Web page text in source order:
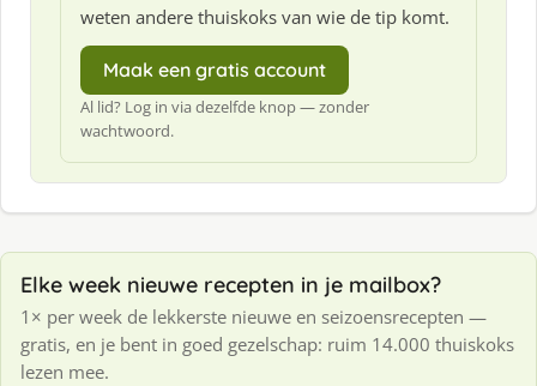
weten andere thuiskoks van wie de tip komt.
Maak een gratis account
Al lid? Log in via dezelfde knop — zonder
wachtwoord.
Elke week nieuwe recepten in je mailbox?
1× per week de lekkerste nieuwe en seizoensrecepten —
gratis, en je bent in goed gezelschap: ruim 14.000 thuiskoks
lezen mee.